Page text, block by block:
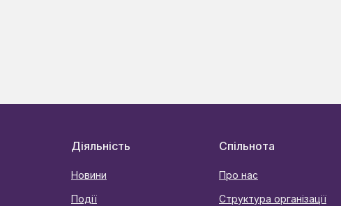
Діяльність
Новини
Події
Спільнота
Про нас
Структура організації